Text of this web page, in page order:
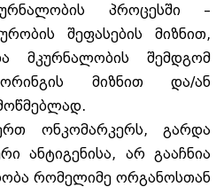
პროცესში –
შეფასების მიზნით,
მკურნალობის შემდგომ
მიზნით და/ან
ონკომარკერს, გარდა
ანტიგენისა, არ გააჩნია
რომელიმე ორგანოსთან